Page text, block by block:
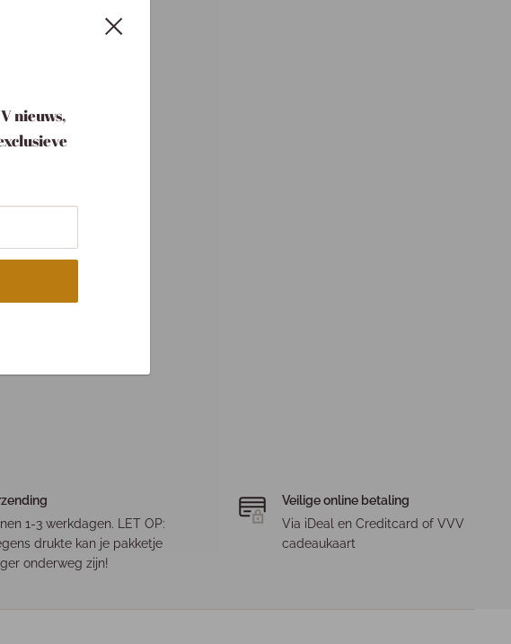
nieuws,
1-3 werkdagen. LET OP:
drukte kan je pakketje
onderweg zijn!
Veilige online betaling
Via iDeal en Creditcard of VVV
cadeaukaart